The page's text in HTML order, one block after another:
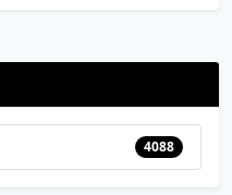
4088